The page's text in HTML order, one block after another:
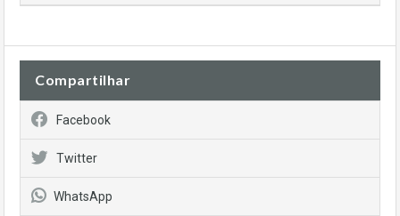
Compartilhar
Facebook
Twitter
WhatsApp